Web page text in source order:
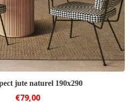
jute naturel 190x290
€79,00